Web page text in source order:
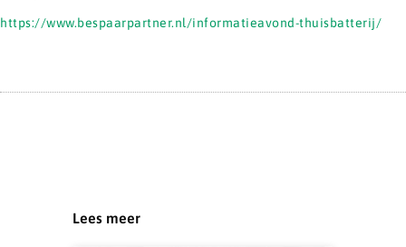
https://www.bespaarpartner.nl/informatieavond-thuisbatterij/
Lees meer